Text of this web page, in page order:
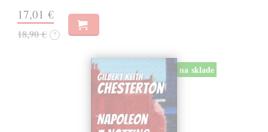
17,01 €
18,90 € ?
na sklade